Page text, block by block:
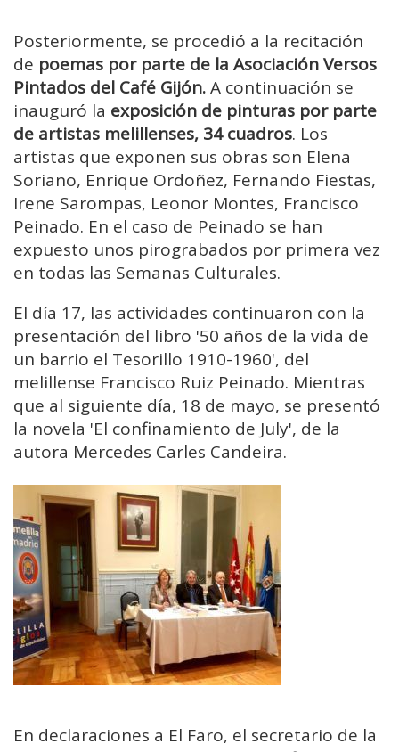
Posteriormente, se procedió a la recitación
de poemas por parte de la Asociación Versos
Pintados del Café Gijón.A continuación se
inauguró la exposición de pinturas por parte
de artistas melillenses, 34 cuadros. Los
artistas que exponen sus obras son Elena
Soriano, Enrique Ordoñez, Fernando Fiestas,
Irene Sarompas, Leonor Montes, Francisco
Peinado. En el caso de Peinado se han
expuesto unos pirograbados por primera vez
en todas las Semanas Culturales.
El día 17, las actividades continuaron con la
presentación del libro '50 años de la vida de
un barrio el Tesorillo 1910-1960', del
melillense Francisco Ruiz Peinado. Mientras
que al siguiente día, 18 de mayo, se presentó
la novela 'El confinamiento de July', de la
autora Mercedes Carles Candeira.
En declaraciones a El Faro, el secretario de la